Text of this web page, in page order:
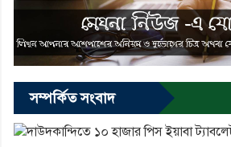
সম্পর্কিত সংবাদ